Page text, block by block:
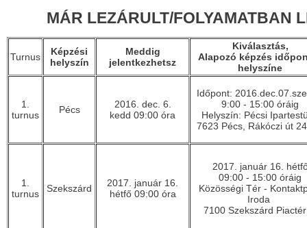
MÁR LEZÁRULT/FOLYAMATBAN
Turnus
Képzési
helyszín
Meddig
jelentkezhetsz
Kiválasztás,
Alapozó képzés
helyszíne
1.
turnus
Pécs
2016. dec. 6.
kedd 09:00 óra
Időpont:
9:00 - 15:00 óráig
Helyszín: Pécsi
7623 Pécs, Rákóczi út
1.
turnus
Szekszárd
2017. január 16.
hétfő 09:00 óra
2017. január 16.
09:00 - 15:00 óráig
Közösségi Tér -
Iroda
7100 Szekszárd